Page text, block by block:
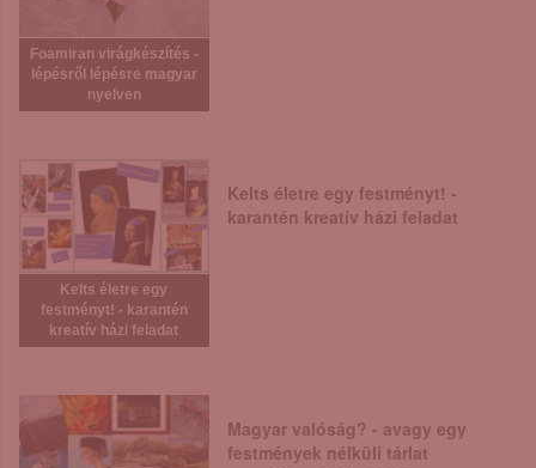
Foamiran virágkészítés -
lépésről lépésre magyar
nyelven
Kelts életre egy
festményt! - karantén
kreatív házi feladat
Kelts életre egy festményt! -
karantén kreatív házi feladat
Magyar valóság? - avagy egy
festmények nélküli tárlat